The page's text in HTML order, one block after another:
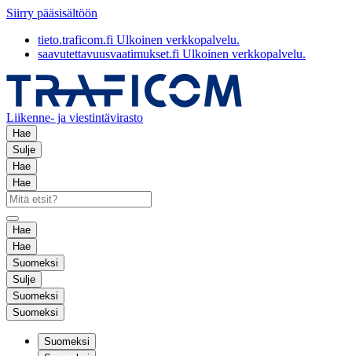
Siirry pääsisältöön
tieto.traficom.fi Ulkoinen verkkopalvelu.
saavutettavuusvaatimukset.fi Ulkoinen verkkopalvelu.
Liikenne- ja viestintävirasto
Hae
Sulje
Hae
Hae
Hae
Hae
Suomeksi
Sulje
Suomeksi
Suomeksi
Suomeksi